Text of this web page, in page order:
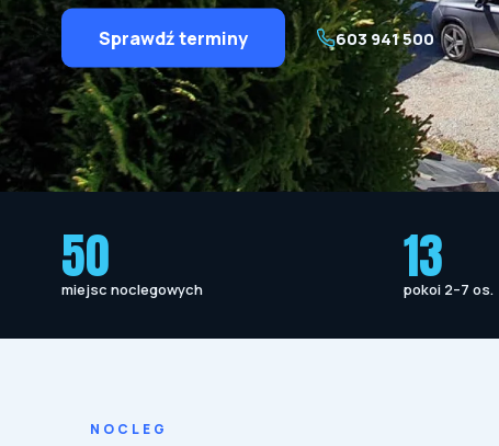
Sprawdź terminy 603 941 500
50
miejsc noclegowych 13
pokoi 2–7 os.
NOCLEG